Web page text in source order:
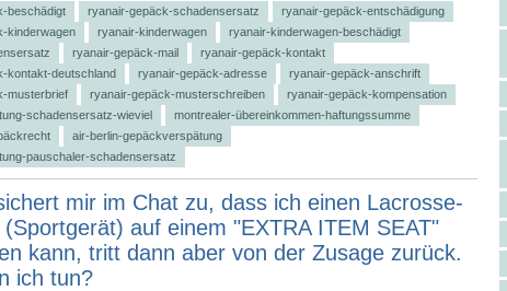
beschädigt ryanair-gepäck-schadensersatz
ryanair-gepäck-entschädigung
kinderwagen
ryanair-kinderwagen
ryanair-kinderwagen-beschädigt
ryanair-gepäck-mail
ryanair-gepäck-kontakt
kontakt-deutschland
ryanair-gepäck-adresse
ryanair-gepäck-anschrift
musterbrief
ryanair-gepäck-musterschreiben
ryanair-gepäck-kompensation
schadensersatz-wieviel
montrealer-übereinkommen-haftungssumme
air-berlin-gepäckverspätung
pauschaler-schadensersatz
mir im Chat zu, dass ich einen Lacrosse-
(Sportgerät) auf einem "EXTRA ITEM SEAT"
kann, tritt dann aber von der Zusage zurück.
ich tun?